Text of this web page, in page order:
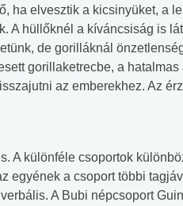
ha elvesztik a kicsinyüket, a
A hüllőknél a kíváncsiság is
de gorilláknál
gorillaketrecbe, a
az emberekhez. Az
A különféle csoportok
egyének a csoport többi
A Bubi népcsoport